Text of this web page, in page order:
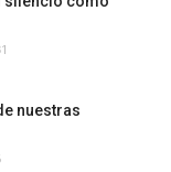
nuestras